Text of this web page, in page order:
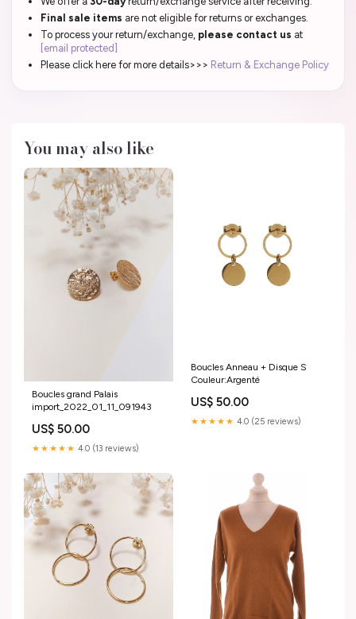
Final sale items are not eligible for returns or exchanges.
To process your return/exchange, please contact us at
[email protected]
Please click here for more details>>> Return & Exchange Policy
You may also like
Boucles grand Palais
import_2022_01_11_091943
US$ 50.00
★★★★★ 4.0 (13 reviews)
Boucles Anneau + Disque S
Couleur:Argenté
US$ 50.00
★★★★★ 4.0 (25 reviews)